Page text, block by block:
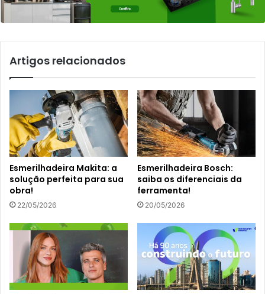
Artigos relacionados
Esmerilhadeira Makita: a
solução perfeita para sua
obra!
22/05/2026
Esmerilhadeira Bosch:
saiba os diferenciais da
ferramenta!
20/05/2026